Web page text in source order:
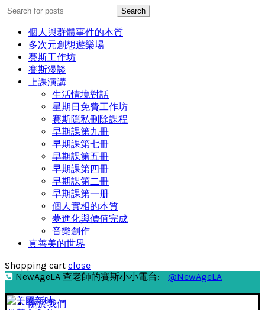
Search
for:
Search
個人與群體事件的本質
多次元創想遊樂場
賽斯工作坊
賽斯漫談
上課演講
生活情境對話
星期日免費工作坊
賽斯隱私刪除課程
早期課第九冊
早期課第七冊
早期課第五冊
早期課第四冊
早期課第二冊
早期課第一册
個人實相的本質
夢進化與價值完成
音樂創作
真善美的世界
Shopping cart close
NewAgeLA 查老師的賽斯小小電台:
@NewAgeLA
關於我們